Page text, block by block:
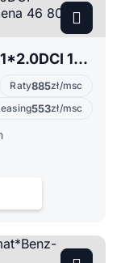
Renault Trafic III Fv 23%*L1H1*2.0DCI 146KM*Gwarancja*Kamera*Navi*Cena 46 800 Netto
Raty885zł/msc
553zł/msc